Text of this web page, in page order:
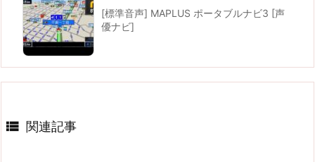
[標準音声] MAPLUS ポータブルナビ3 [声
優ナビ]
 関連記事